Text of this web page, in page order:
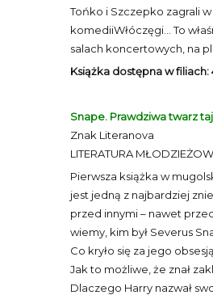
Tońko i Szczepko zagrali
komediiWłóczęgi… To
salach koncertowych, na
Książka dostępna w filiach:
Snape. Prawdziwa twarz
Znak Literanova
LITERATURA
Pierwsza książka w
jest jedną z najbardziej
przed innymi – nawet
wiemy, kim był Severus
Co kryło się za jego
Jak to możliwe, że znał
Dlaczego Harry nazwał